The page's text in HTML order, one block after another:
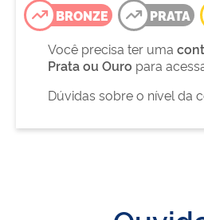
BRONZE PRATA
Você precisa ter uma
Prata ou Ouro para
Dúvidas sobre o nível da